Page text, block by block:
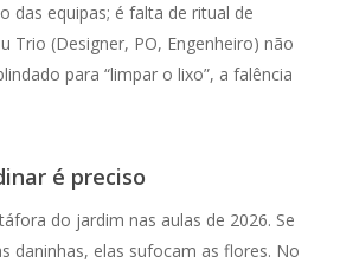
das equipas; é falta de ritual de
Trio (Designer, PO, Engenheiro) não
para “limpar o lixo”, a falência
é preciso
do jardim nas aulas de 2026. Se
daninhas, elas sufocam as flores. No